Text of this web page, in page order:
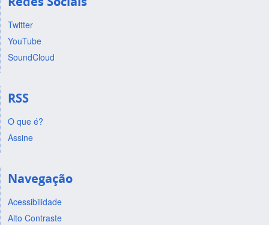
Twitter
YouTube
SoundCloud
RSS
O que é?
Assine
Navegação
Acessibilidade
Alto Contraste